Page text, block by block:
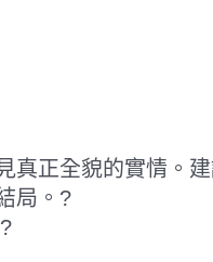
正全貌的實情。
局。?